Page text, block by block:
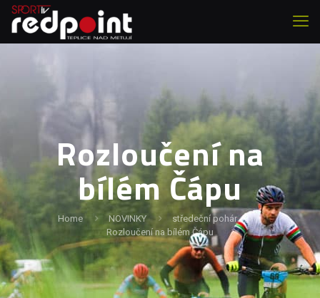
Rozloučení na
bílém Čápu
Home NOVINKY
středeční pohár
Rozloučení na bílém Čápu